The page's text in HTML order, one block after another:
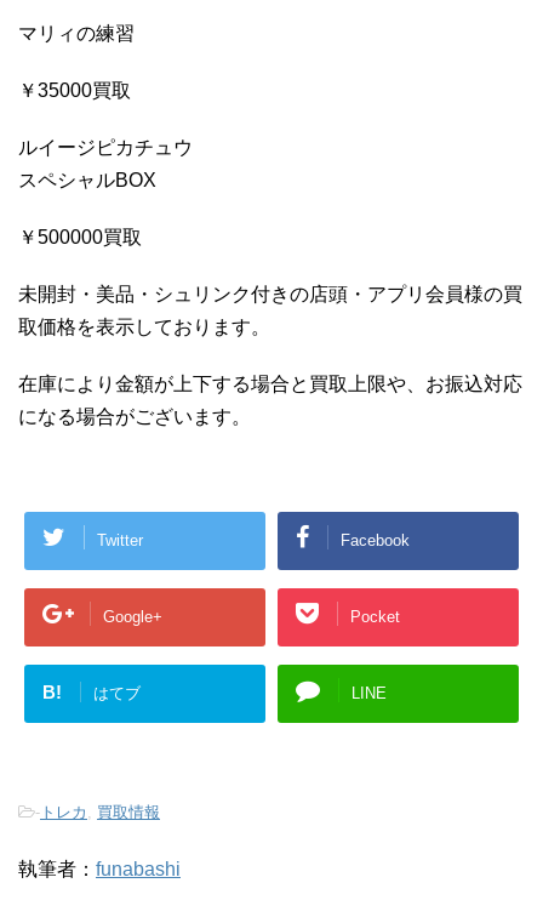
マリィの練習
￥35000買取
ルイージピカチュウ
スペシャルBOX
￥500000買取
未開封・美品・シュリンク付きの店頭・アプリ会員様の買
取価格を表示しております。
在庫により金額が上下する場合と買取上限や、お振込対応
になる場合がございます。
Twitter Facebook
Google+ Pocket
B! はてブ LINE
- トレカ 買取情報
執筆者： funabashi